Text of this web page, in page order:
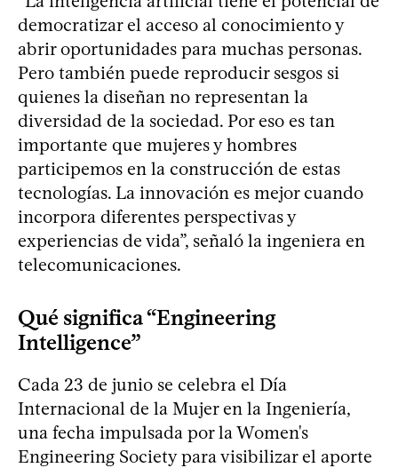
democratizar el acceso al conocimiento y
abrir oportunidades para muchas personas.
Pero también puede reproducir sesgos si
quienes la diseñan no representan la
diversidad de la sociedad. Por eso es tan
importante que mujeres y hombres
participemos en la construcción de estas
tecnologías. La innovación es mejor cuando
incorpora diferentes perspectivas y
experiencias de vida”, señaló la ingeniera en
telecomunicaciones.
Qué significa “Engineering
Intelligence”
Cada 23 de junio se celebra el Día
Internacional de la Mujer en la Ingeniería,
una fecha impulsada por la Women's
Engineering Society para visibilizar el aporte